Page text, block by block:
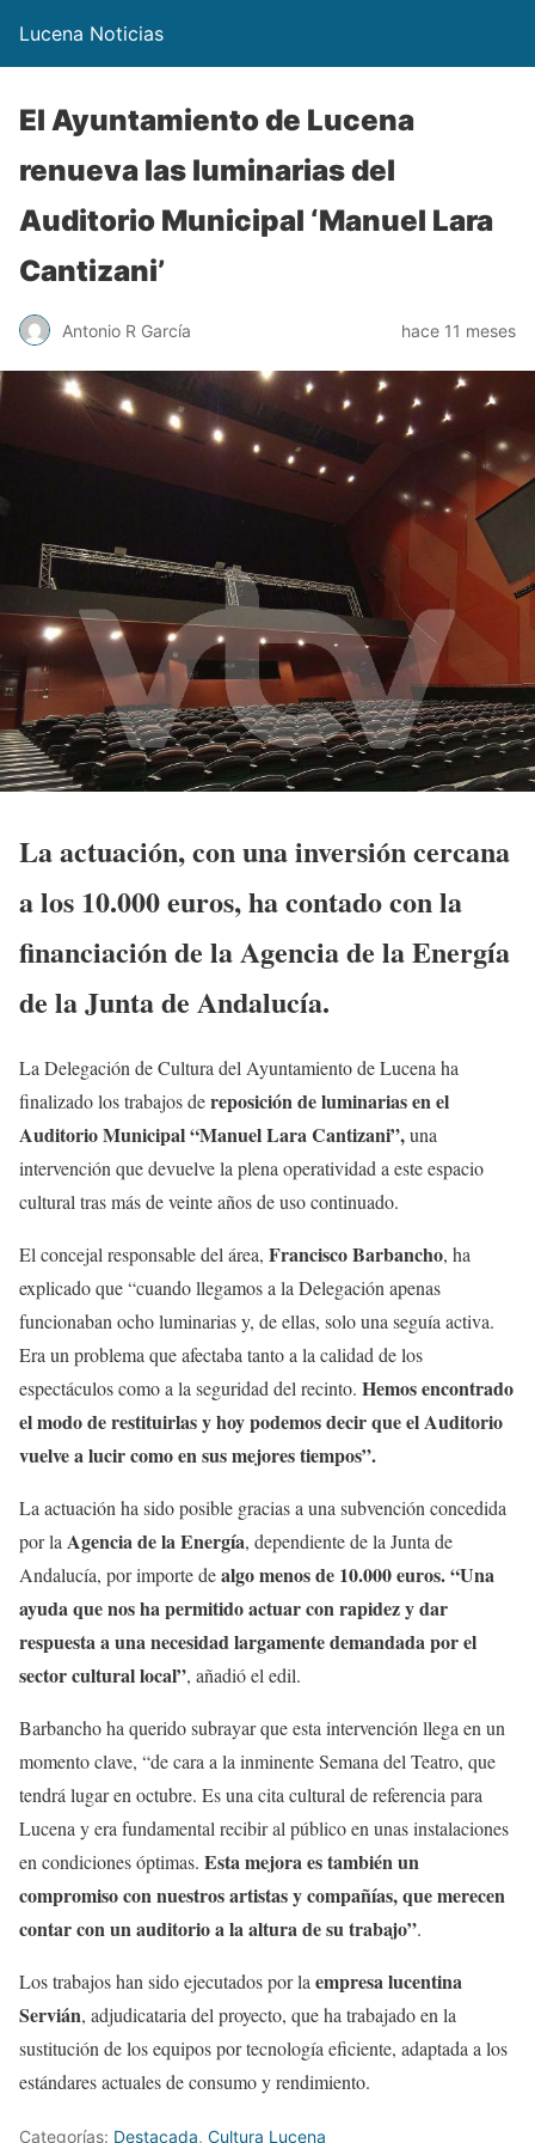
Lucena Noticias
El Ayuntamiento de Lucena
renueva las luminarias del
Auditorio Municipal ‘Manuel Lara
Cantizani’
Antonio R García hace 11 meses
La actuación, con una inversión cercana
a los 10.000 euros, ha contado con la
financiación de la Agencia de la Energía
de la Junta de Andalucía.
La Delegación de Cultura del Ayuntamiento de Lucena ha
finalizado los trabajos dereposición de luminarias en el
Auditorio Municipal “Manuel Lara Cantizani”,una
intervención que devuelve la plena operatividad a este espacio
cultural tras más de veinte años de uso continuado.
El concejal responsable del área, Francisco Barbancho, ha
explicado que “cuando llegamos a la Delegación apenas
funcionaban ocho luminarias y, de ellas, solo una seguía activa.
Era un problema que afectaba tanto a la calidad de los
espectáculos como a la seguridad del recinto. Hemos encontrado
el modo de restituirlas y hoy podemos decir que el Auditorio
vuelve a lucir como en sus mejores tiempos”.
La actuación ha sido posible gracias a una subvención concedida
por la Agencia de la Energía, dependiente de la Junta de
Andalucía, por importe dealgo menos de 10.000 euros.“Una
ayuda que nos ha permitido actuar con rapidez y dar
respuesta a una necesidad largamente demandada por el
sector cultural local”, añadió el edil.
Barbancho ha querido subrayar que esta intervención llega en un
momento clave, “de cara a la inminente Semana del Teatro, que
tendrá lugar en octubre. Es una cita cultural de referencia para
Lucena y era fundamental recibir al público en unas instalaciones
en condiciones óptimas. Esta mejora es también un
compromiso con nuestros artistas y compañías, que merecen
contar con un auditorio a la altura de su trabajo”.
Los trabajos han sido ejecutados por la empresa lucentina
Servián, adjudicataria del proyecto, que ha trabajado en la
sustitución de los equipos por tecnología eficiente, adaptada a los
estándares actuales de consumo y rendimiento.
Categorías: Destacada, Cultura Lucena